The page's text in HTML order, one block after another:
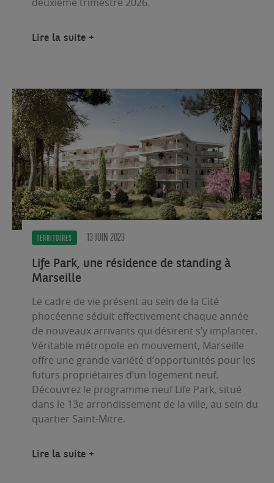
Lire la suite
TERRITOIRES 13 JUIN 2023
Life Park, une résidence de standing à
Marseille
Le cadre de vie présent au sein de la Cité
phocéenne séduit effectivement chaque année
de nouveaux arrivants qui désirent s’y implanter.
Véritable métropole en mouvement, Marseille
offre une grande variété d’opportunités pour les
futurs propriétaires d’un logement neuf.
Découvrez le programme neuf Life Park, situé
dans le 13e arrondissement de la ville, au sein du
quartier Saint-Mitre.
Lire la suite